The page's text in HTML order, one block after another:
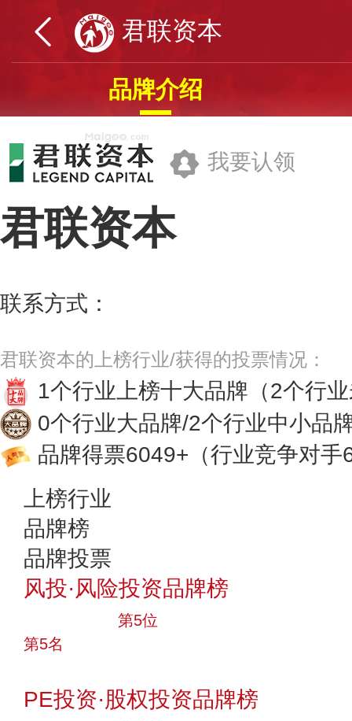
君联资本
品牌介绍
我要认领
君联资本
联系方式：
君联资本的上榜行业/获得的投票情况：
1个行业上榜十大品牌 （2个行
0个行业大品牌/2个行业中小品
品牌得票6049+ （行业竞争对
上榜行业
品牌榜
品牌投票
风投·风险投资品牌榜
第5位
第5名
PE投资·股权投资品牌榜